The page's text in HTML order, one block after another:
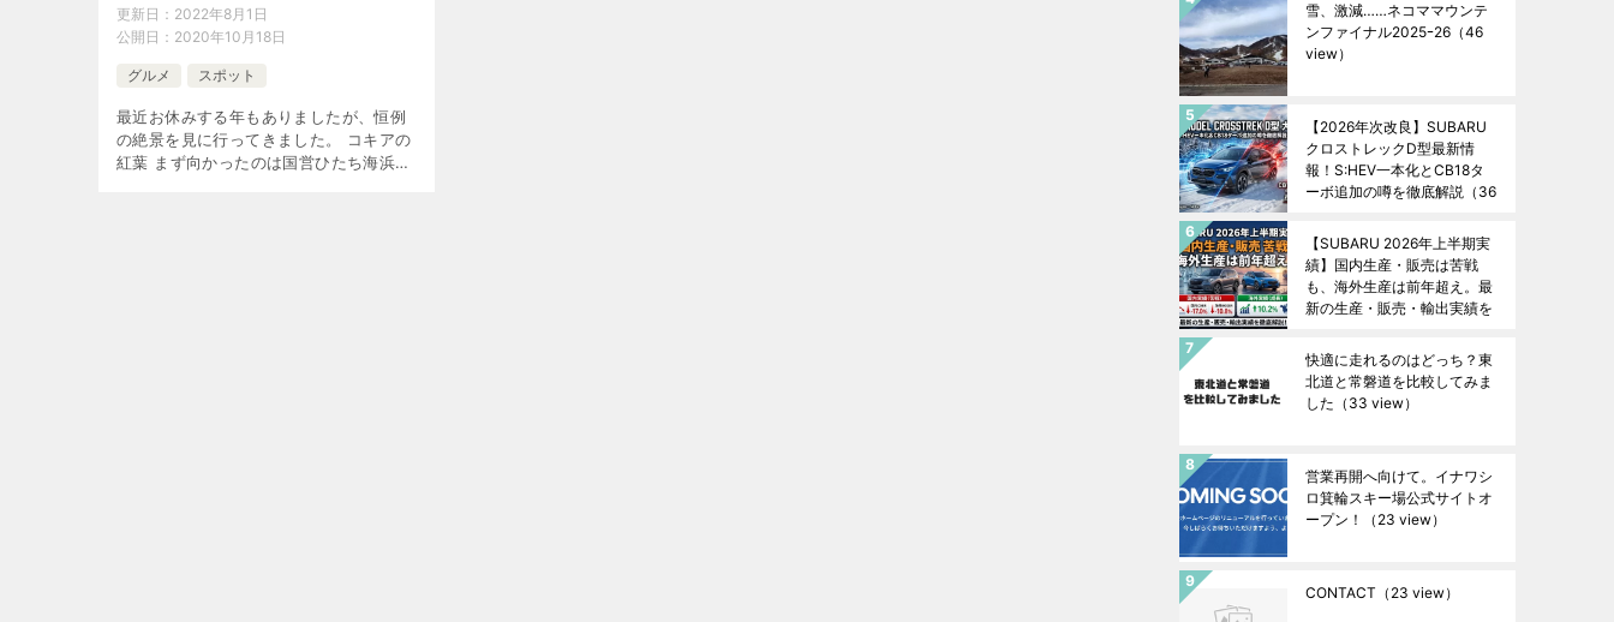
更新日： 2022年8月1日
公開日： 2020年10月18日
グルメ スポット
最近お休みする年もありましたが、恒例
の絶景を見に行ってきました。 コキアの
紅葉 まず向かったのは国営ひたち海浜公
雪、激減……ネコママウンテ
ンファイナル2025ｰ26 （46
view）
【2026年次改良】SUBARU
クロストレックD型最新情
報！S:HEV一本化とCB18タ
ーボ追加の噂を徹底解説 （36
【SUBARU 2026年上半期実
績】国内生産・販売は苦戦
も、海外生産は前年超え。最
新の生産・販売・輸出実績を
快適に走れるのはどっち？東
北道と常磐道を比較してみま
した （33 view）
営業再開へ向けて。イナワシ
ロ箕輪スキー場公式サイトオ
ープン！
（23 view）
CONTACT （23 view）